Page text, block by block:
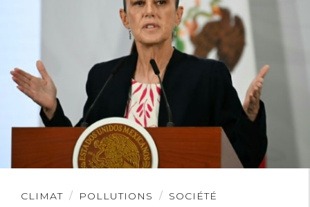
CLIMAT POLLUTIONS SOCIÉTÉ
Lire